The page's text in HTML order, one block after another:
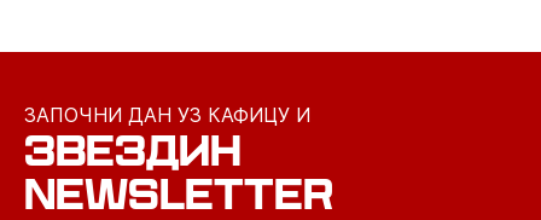
ЗАПОЧНИ ДАН УЗ КАФИЦУ И
ЗВЕЗДИН
NEWSLETTER